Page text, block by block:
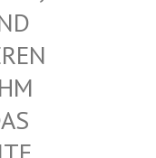
D
K
I
I